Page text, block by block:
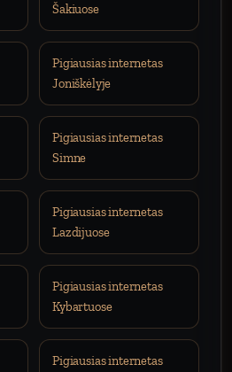
Šakiuose
Pigiausias internetas
Joniškėlyje
Pigiausias internetas
Simne
Pigiausias internetas
Lazdijuose
Pigiausias internetas
Kybartuose
Pigiausias internetas